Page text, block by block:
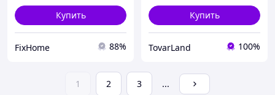
Купить
FixHome 88%
Купить
TovarLand 100%
1 2 3 ...